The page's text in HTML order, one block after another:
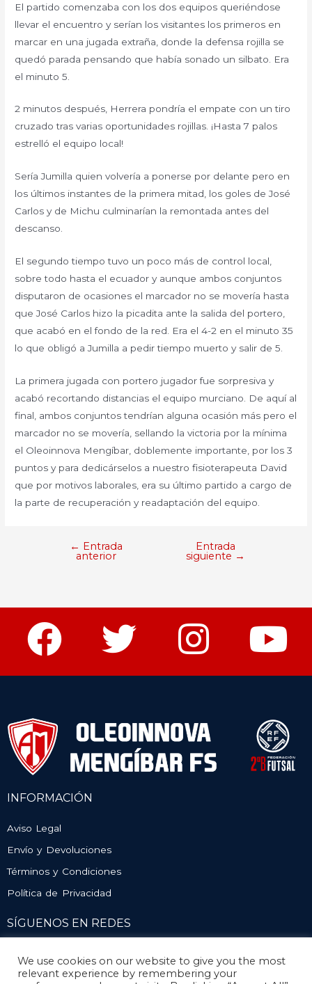
El partido comenzaba con los dos equipos queriéndose
llevar el encuentro y serían los visitantes los primeros en
marcar en una jugada extraña, donde la defensa rojilla se
quedó parada pensando que había sonado un silbato. Era
el minuto 5.
2 minutos después, Herrera pondría el empate con un tiro
cruzado tras varias oportunidades rojillas. ¡Hasta 7 palos
estrelló el equipo local!
Sería Jumilla quien volvería a ponerse por delante pero en
los últimos instantes de la primera mitad, los goles de José
Carlos y de Michu culminarían la remontada antes del
descanso.
El segundo tiempo tuvo un poco más de control local,
sobre todo hasta el ecuador y aunque ambos conjuntos
disputaron de ocasiones el marcador no se movería hasta
que José Carlos hizo la picadita ante la salida del portero,
que acabó en el fondo de la red. Era el 4-2 en el minuto 35
lo que obligó a Jumilla a pedir tiempo muerto y salir de 5.
La primera jugada con portero jugador fue sorpresiva y
acabó recortando distancias el equipo murciano. De aquí al
final, ambos conjuntos tendrían alguna ocasión más pero el
marcador no se movería, sellando la victoria por la mínima
el Oleoinnova Mengíbar, doblemente importante, por los 3
puntos y para dedicárselos a nuestro fisioterapeuta David
que por motivos laborales, era su último partido a cargo de
la parte de recuperación y readaptación del equipo.
← Entrada
anterior
Entrada
siguiente →
INFORMACIÓN
Aviso Legal
Envío y Devoluciones
Términos y Condiciones
Política de Privacidad
SÍGUENOS EN REDES
We use cookies on our website to give you the most
relevant experience by remembering your